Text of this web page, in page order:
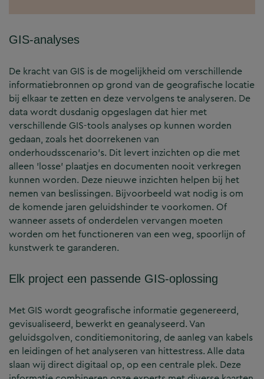
GIS-analyses
De kracht van GIS is de mogelijkheid om verschillende
informatiebronnen op grond van de geografische locatie
bij elkaar te zetten en deze vervolgens te analyseren. De
data wordt dusdanig opgeslagen dat hier met
verschillende GIS-tools analyses op kunnen worden
gedaan, zoals het doorrekenen van
onderhoudsscenario’s. Dit levert inzichten op die met
alleen ’losse’ plaatjes en documenten nooit verkregen
kunnen worden. Deze nieuwe inzichten helpen bij het
nemen van beslissingen. Bijvoorbeeld wat nodig is om
de komende jaren geluidshinder te voorkomen. Of
wanneer assets of onderdelen vervangen moeten
worden om het functioneren van een weg, spoorlijn of
kunstwerk te garanderen.
Elk project een passende GIS-oplossing
Met GIS wordt geografische informatie gegenereerd,
gevisualiseerd, bewerkt en geanalyseerd. Van
geluidsgolven, conditiemonitoring, de aanleg van kabels
en leidingen of het analyseren van hittestress. Alle data
slaan wij direct digitaal op, op een centrale plek. Deze